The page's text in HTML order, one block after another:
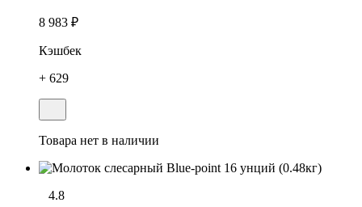
8 983 ₽
Кэшбек
+ 629
Товара нет в наличии
4.8